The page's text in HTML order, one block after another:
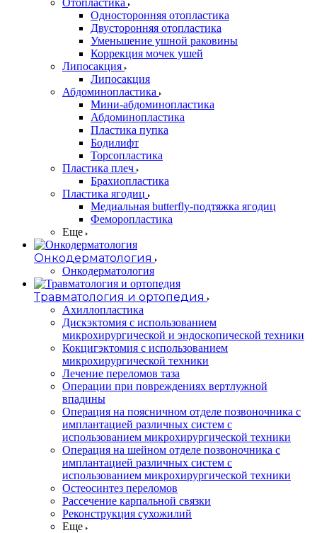
Oтопластика
Односторонняя отопластика
Двусторонняя отопластика
Уменьшение ушной раковины
Коррекция мочек ушей
Липосакция
Липосакция
Абдоминопластика
Мини-абдоминопластика
Абдоминопластика
Пластика пупка
Бодилифт
Торсопластика
Пластика плеч
Брахиопластика
Пластика ягодиц
Медиальная butterfly-подтяжка ягодиц
Феморопластика
Еще
Онкодерматология
Онкодерматология
Травматология и ортопедия
Ахиллопластика
Дискэктомия с использованием
микрохирургической и эндоскопической техники
Кокцигэктомия с использованием
микрохирургической техники
Лечение переломов таза
Операции при повреждениях вертлужной
впадины
Операция на поясничном отделе позвоночника с
имплантацией различных систем с
использованием микрохирургической техники
Операция на шейном отделе позвоночника с
имплантацией различных систем с
использованием микрохирургической техники
Остеосинтез переломов
Рассечение карпальной связки
Реконструкция сухожилий
Еще